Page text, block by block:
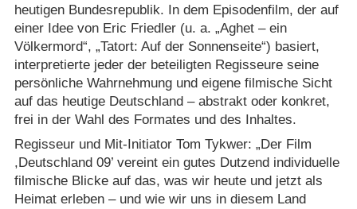
heutigen Bundesrepublik. In dem Episodenfilm, der auf
einer Idee von Eric Friedler (u. a. „Aghet – ein
Völkermord“, „Tatort: Auf der Sonnenseite“) basiert,
interpretierte jeder der beteiligten Regisseure seine
persönliche Wahrnehmung und eigene filmische Sicht
auf das heutige Deutschland – abstrakt oder konkret,
frei in der Wahl des Formates und des Inhaltes.
Regisseur und Mit-Initiator Tom Tykwer: „Der Film
,Deutschland 09’ vereint ein gutes Dutzend individuelle
filmische Blicke auf das, was wir heute und jetzt als
Heimat erleben – und wie wir uns in diesem Land